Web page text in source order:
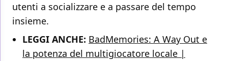
utenti a socializzare e a passare del tempo
insieme.
LEGGI ANCHE: BadMemories: A Way Out e
la potenza del multigiocatore locale |